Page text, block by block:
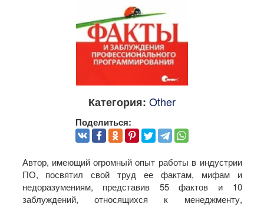
Категория: Other
Поделиться:
Автор, имеющий огромный опыт работы в индустрии
ПО, посвятил свой труд ее фактам, мифам и
недоразумениям, представив 55 фактов и 10
заблуждений, относящихся к менеджменту,